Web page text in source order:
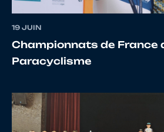
19 JUIN
Championnats de France
Paracyclisme